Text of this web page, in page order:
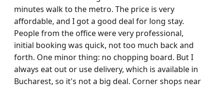
minutes walk to the metro. The price is very
affordable, and I got a good deal for long stay.
People from the office were very professional,
initial booking was quick, not too much back and
forth. One minor thing: no chopping board. But I
always eat out or use delivery, which is available in
Bucharest, so it's not a big deal. Corner shops near